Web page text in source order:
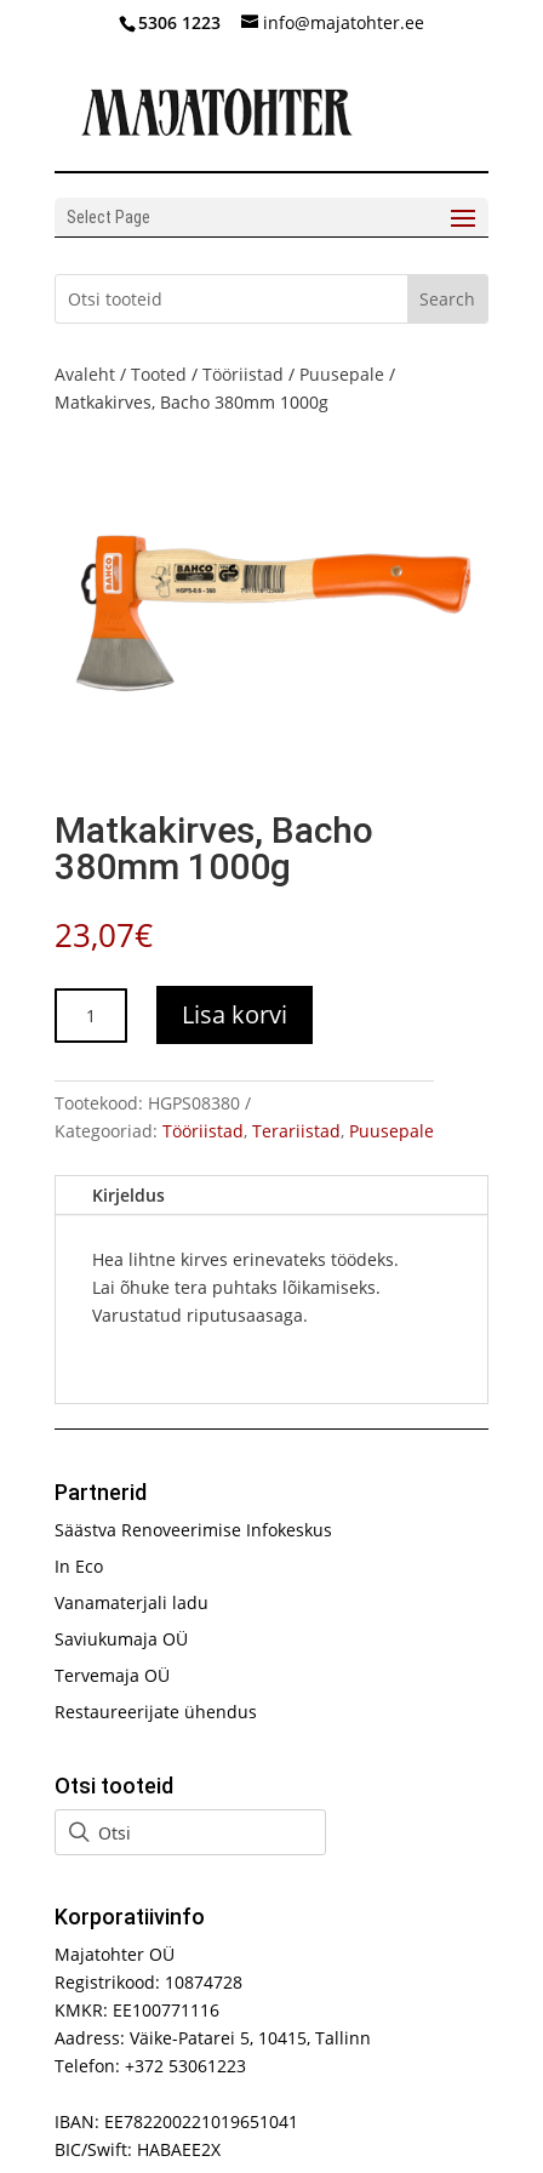
5306 1223 info@majatohter.ee
Select Page
Avaleht/ Tooted / Tööriistad / Puusepale /
Matkakirves, Bacho 380mm 1000g
Matkakirves, Bacho
380mm 1000g
23,07€
Bacho
1000g
kogus
Lisa korvi
Tootekood: HGPS08380
Kategooriad: Tööriistad, Terariistad, Puusepale
Kirjeldus
Hea lihtne kirves erinevateks töödeks.
Lai õhuke tera puhtaks lõikamiseks.
Varustatud riputusaasaga.
Partnerid
Säästva Renoveerimise Infokeskus
In Eco
Vanamaterjali ladu
Saviukumaja OÜ
Tervemaja OÜ
Restaureerijate ühendus
Otsi tooteid
Korporatiivinfo
Majatohter OÜ
Registrikood: 10874728
KMKR: EE100771116
Aadress: Väike-Patarei 5, 10415, Tallinn
Telefon: +372 53061223
IBAN: EE782200221019651041
BIC/Swift: HABAEE2X